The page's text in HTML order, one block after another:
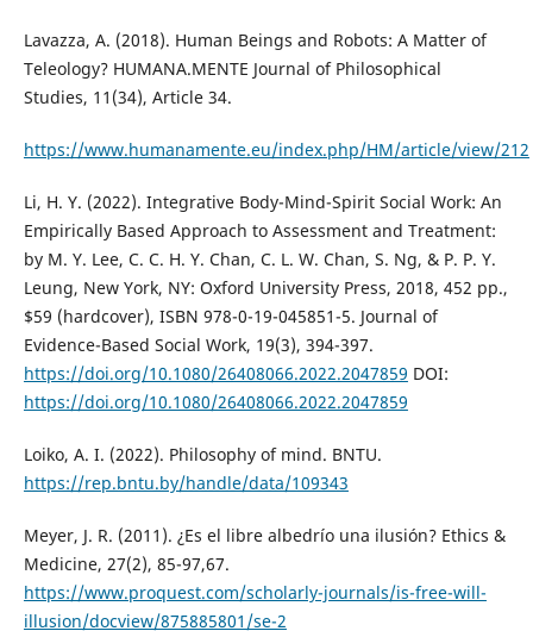
Lavazza, A. (2018). Human Beings and Robots: A Matter of
Teleology? HUMANA.MENTE Journal of Philosophical
Studies, 11(34), Article 34.
https://www.humanamente.eu/index.php/HM/article/view/212
Li, H. Y. (2022). Integrative Body-Mind-Spirit Social Work: An
Empirically Based Approach to Assessment and Treatment:
by M. Y. Lee, C. C. H. Y. Chan, C. L. W. Chan, S. Ng, & P. P. Y.
Leung, New York, NY: Oxford University Press, 2018, 452 pp.,
$59 (hardcover), ISBN 978-0-19-045851-5. Journal of
Evidence-Based Social Work, 19(3), 394-397.
https://doi.org/10.1080/26408066.2022.2047859 DOI:
https://doi.org/10.1080/26408066.2022.2047859
Loiko, A. I. (2022). Philosophy of mind. BNTU.
https://rep.bntu.by/handle/data/109343
Meyer, J. R. (2011). ¿Es el libre albedrío una ilusión? Ethics &
Medicine, 27(2), 85-97,67.
https://www.proquest.com/scholarly-journals/is-free-will-
illusion/docview/875885801/se-2